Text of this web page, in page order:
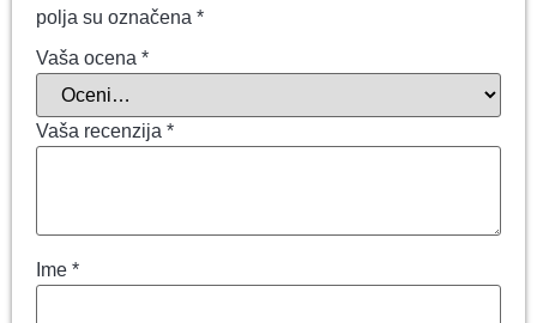
polja su označena *
Vaša ocena *
Vaša recenzija *
Ime *